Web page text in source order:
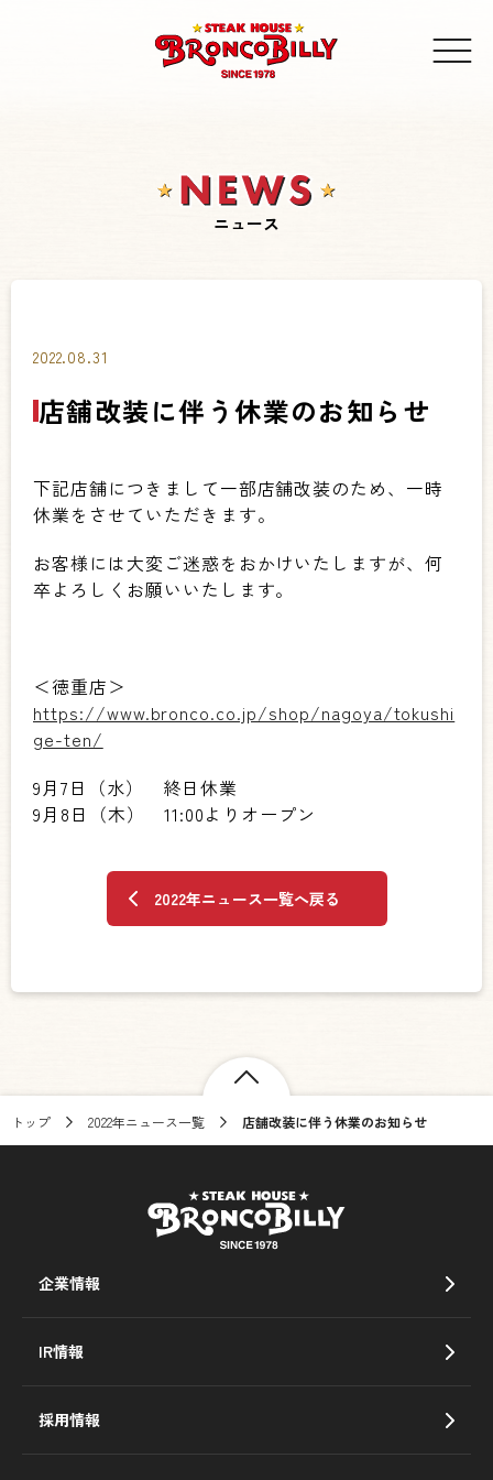
ニュース
2022.08.31
店舗改装に伴う休業のお知らせ
下記店舗につきまして一部店舗改装のため、一時
休業をさせていただきます。
お客様には大変ご迷惑をおかけいたしますが、何
卒よろしくお願いいたします。
＜徳重店＞
https://www.bronco.co.jp/shop/nagoya/tokushi
ge-ten/
9月7日（水） 終日休業
9月8日（木） 11:00よりオープン
2022年ニュース一覧へ戻る
トップ 2022年ニュース一覧 店舗改装に伴う休業のお知らせ
企業情報
IR情報
採用情報